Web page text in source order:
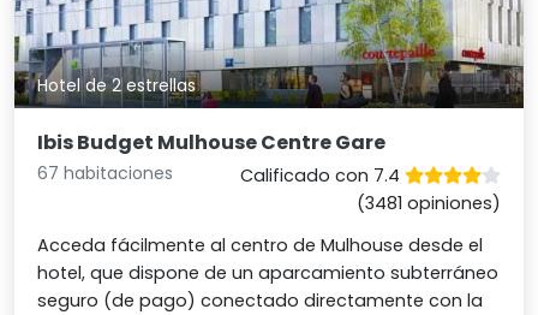
Hotel de 2 estrellas
Ibis Budget Mulhouse Centre Gare
67 habitaciones
Calificado con 7.4
(3481 opiniones)
Acceda fácilmente al centro de Mulhouse desde el
hotel, que dispone de un aparcamiento subterráneo
seguro (de pago) conectado directamente con la